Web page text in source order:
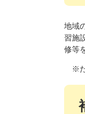
地域
習施
修等
※た